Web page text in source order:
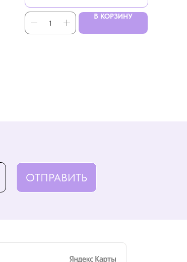
В КОРЗИНУ
ОТПРАВИТЬ